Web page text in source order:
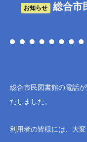
お知らせ 総合市
総合市民図書館の電話
たしました。
利用者の皆様には、大